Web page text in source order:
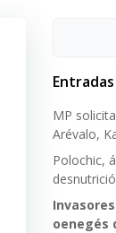
MP
Arévalo,
Polochic,
oenegés